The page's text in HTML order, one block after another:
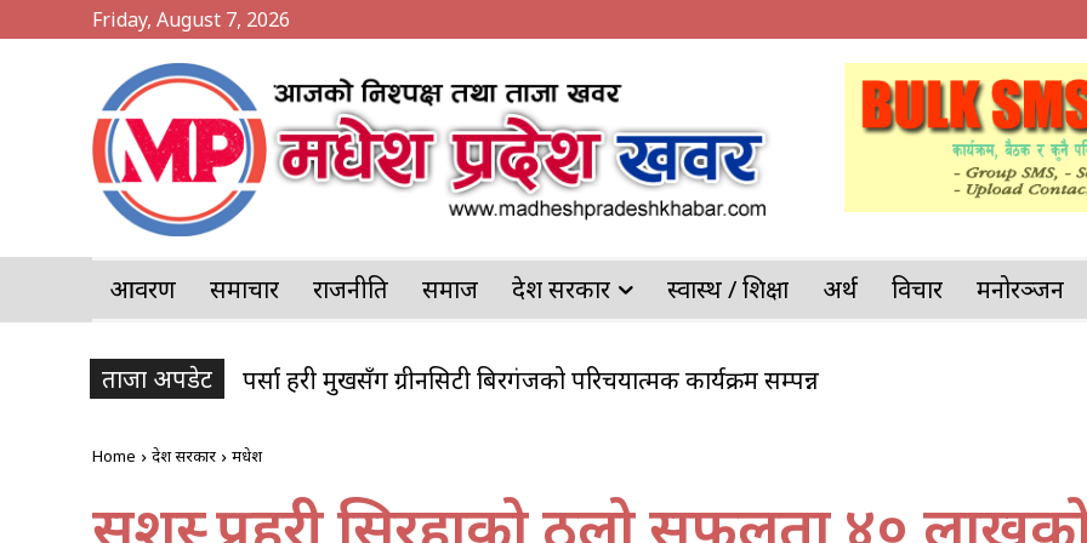
Friday, August 7, 2026
आवरण समाचार राजनीति समाज प्रदेश सरकार स्वास्थ / शिक्षा अर्थ विचार मनोरञ्जन
ताजा अपडेट पर्सा प्रहरी प्रमुखसँग ग्रीनसिटी बिरगंजको परिचयात्मक कार्यक्रम सम्पन्न
पर्सामा २०७ केजी गाँजा बरामद, पोखरिया प्रहरीको ठूलो सफलता
Home प्रदेश सरकार मधेश
सशस्त्र प्रहरी सिरहाको ठुलो सफलता ४०